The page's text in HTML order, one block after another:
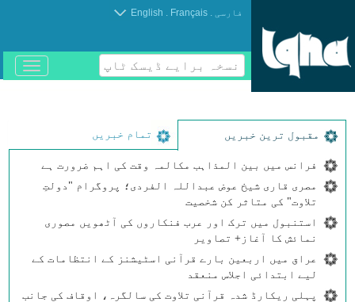
فارسی .
Français
.
English
نسخہ برایے ڈیسک ٹاپ
باز
و
مقبول ترین خبریں تمام خبریں
فرانس میں بین المذاہب مکالمہ وقت کی اہم ضرورت ہے
مصری قاری شیخ عوض عبداللہ الفردی؛ پروگرام "دولتِ
تلاوت" کی متاثر کن شخصیت
استنبول میں ترک اور عرب فنکاروں کی آٹھویں مصوری
نمائش کا آغاز+ تصاویر
عراق میں اربعین بارے قرآنی اسٹیشنز کے انتظامات کے
لیے ابتدائی اجلاس منعقد
پہلی ریکارڈ شدہ قرآنی تلاوت کی سالگرہ، اوقاف کی جانب